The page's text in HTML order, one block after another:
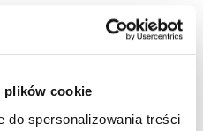
plików cookie
do spersonalizowania treści
w malakserze lub starte
i czosnek. Warzywa zalej